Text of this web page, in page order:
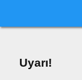
Uyarı!